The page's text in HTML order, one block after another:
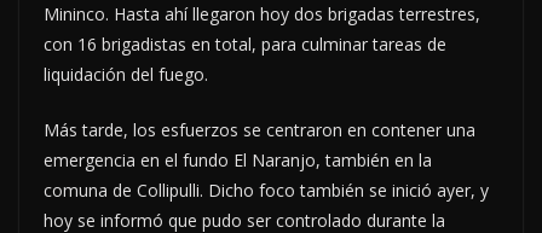
Mininco. Hasta ahí llegaron hoy dos brigadas terrestres,
con 16 brigadistas en total, para culminar tareas de
liquidación del fuego.
Más tarde, los esfuerzos se centraron en contener una
emergencia en el fundo El Naranjo, también en la
comuna de Collipulli. Dicho foco también se inició ayer, y
hoy se informó que pudo ser controlado durante la